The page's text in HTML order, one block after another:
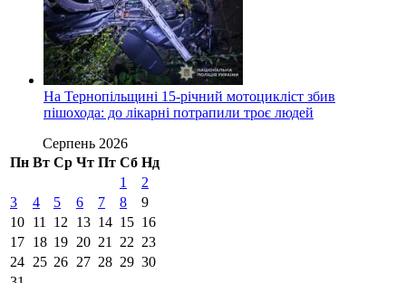
На Тернопільщині 15-річний мотоцикліст збив
пішохода: до лікарні потрапили троє людей
Серпень 2026
Пн Вт Ср Чт Пт Сб Нд
1
2
3
4 5 6 7 8
9
10 11 12 13 14 15 16
17 18 19 20 21 22 23
24 25 26 27 28 29 30